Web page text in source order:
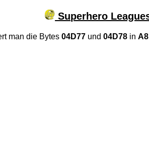
Superhero
man die Bytes 04D77und 04D78in